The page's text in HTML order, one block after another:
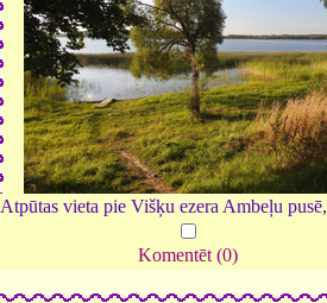
Atpūtas vieta pie Višķu ezera Ambeļu pusē,
Komentēt (0)